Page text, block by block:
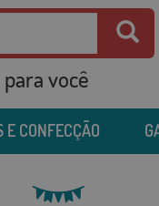
você
E CONFECÇÃO